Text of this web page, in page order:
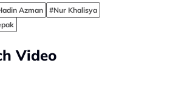
Azman
#Nur Khalisya
Video